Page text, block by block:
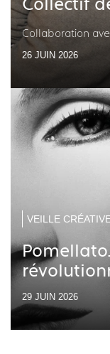
Collectif
Collaboration
26 JUIN 2026
VEILLE
29 JUIN 2026